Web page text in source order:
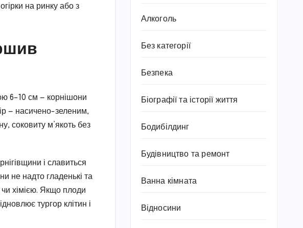
на ринку або з
6–10 см — корнішони
— насичено-зеленим,
соковиту м’якоть без
і славиться
не надто гладенькі та
хімією. Якщо плоди
тургор клітин і
Алкоголь
Без категорії
Безпека
Біографії та історії життя
Бодибілдинг
Будівництво та ремонт
Ванна кімната
Відносини